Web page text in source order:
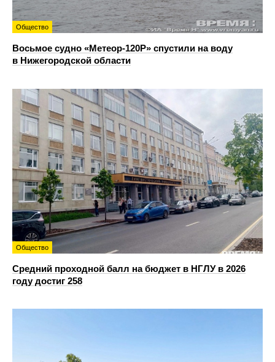
Общество
Восьмое судно «Метеор-120Р» спустили на воду
в Нижегородской области
Общество
Средний проходной балл на бюджет в НГЛУ в 2026
году достиг 258